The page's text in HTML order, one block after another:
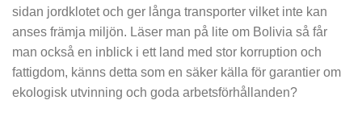
sidan jordklotet och ger långa transporter vilket inte kan
anses främja miljön. Läser man på lite om Bolivia så får
man också en inblick i ett land med stor korruption och
fattigdom, känns detta som en säker källa för garantier om
ekologisk utvinning och goda arbetsförhållanden?